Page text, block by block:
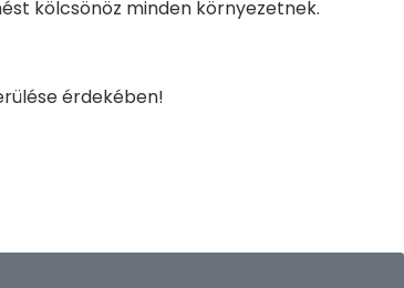
kölcsönöz minden környezetnek.
érdekében!